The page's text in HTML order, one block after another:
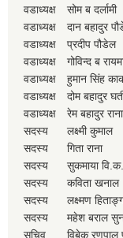
वडाध्यक्ष
सोम ब दर्लामी
वडाध्यक्ष
दान बहादुर
वडाध्यक्ष
प्रदीप पौडेल
वडाध्यक्ष
गोविन्द ब
वडाध्यक्ष
हुमान सिंह
वडाध्यक्ष
दोम बहादुर
वडाध्यक्ष
रेम बहादुर राना
सदस्य
लक्ष्मी कुमाल
सदस्य
गिता राना
सदस्य
सुकमाया वि.क.
सदस्य
कविता खनाल
सदस्य
लक्ष्मण
सदस्य
महेश बराल
सचिव
विबेक रणपाल